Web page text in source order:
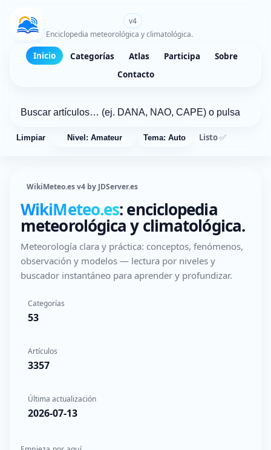
v4
Enciclopedia meteorológica y climatológica.
Inicio Categorías Atlas Participa
Sobre
Contacto
Limpiar Nivel: Amateur Tema: Auto Listo ✅
WikiMeteo.es v4 by JDServer.es
WikiMeteo.es: enciclopedia
meteorológica y climatológica.
Meteorología clara y práctica: conceptos, fenómenos,
observación y modelos — lectura por niveles y
buscador instantáneo para aprender y profundizar.
Categorías
53
Artículos
3357
Última actualización
2026-07-13